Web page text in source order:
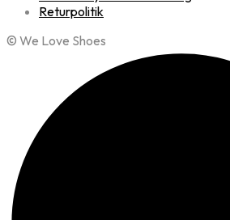
Returpolitik
© We Love Shoes